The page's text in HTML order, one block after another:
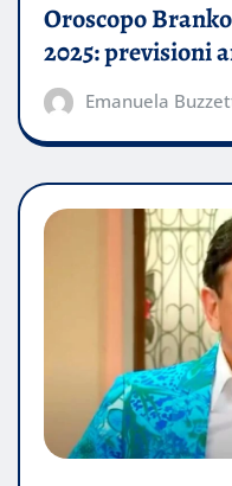
Oroscopo
2025: previsioni
Emanuela